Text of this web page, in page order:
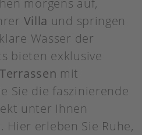
morgens auf,
Villa und springen
Wasser der
bieten exklusive
mit
Sie die faszinierende
unter Ihnen
Hier erleben Sie Ruhe,